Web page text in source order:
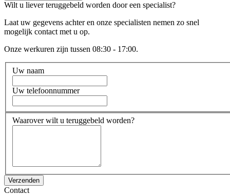
Wilt u liever teruggebeld worden door een specialist?
Laat uw gegevens achter en onze specialisten nemen zo snel
mogelijk contact met u op.
Onze werkuren zijn tussen 08:30 - 17:00.
Uw naam
Uw telefoonnummer
Waarover wilt u teruggebeld worden?
Verzenden
Contact